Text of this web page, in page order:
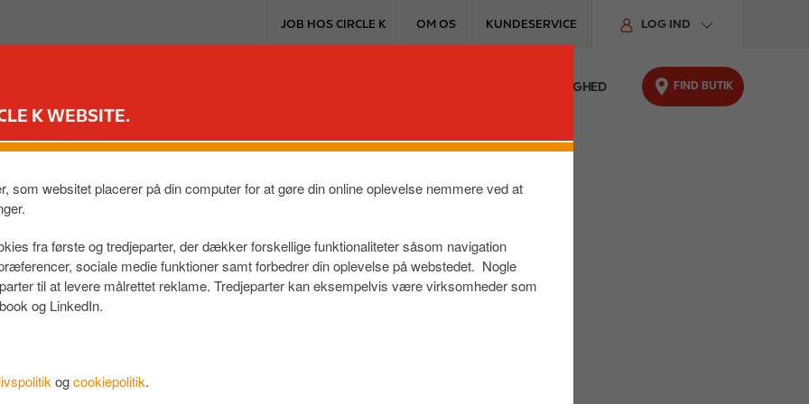
K WEBSITE.
som websitet placerer på din computer for at gøre din online oplevelse nemmere ved at
fra første og tredjeparter, der dækker forskellige funktionaliteter såsom navigation
sociale medie funktioner samt forbedrer din oplevelse på webstedet. Nogle
til at levere målrettet reklame. Tredjeparter kan eksempelvis være virksomheder som
og LinkedIn.
ogcookiepolitik.
u
JOB HOS CIRCLE K OM OS KUNDESERVICE LOG IND
BÆREDYGTIGHED FIND BUTIK